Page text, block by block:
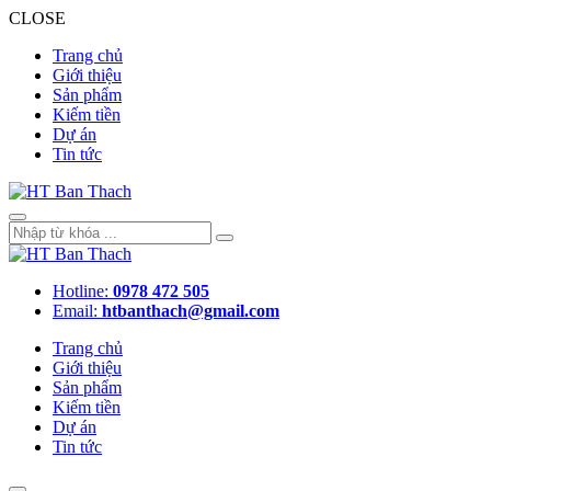
CLOSE
Trang chủ
Giới thiệu
Sản phẩm
Kiếm tiền
Dự án
Tin tức
Hotline: 0978 472 505
Email: htbanthach@gmail.com
Trang chủ
Giới thiệu
Sản phẩm
Kiếm tiền
Dự án
Tin tức